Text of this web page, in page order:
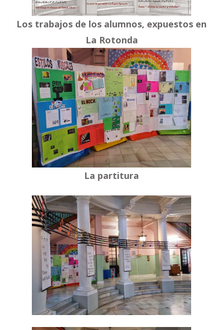
Los trabajos de los alumnos, expuestos en
La Rotonda
La partitura